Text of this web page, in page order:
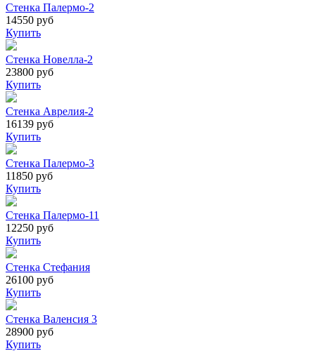
Стенка Палермо-2
14550 руб
Купить
Стенка Новелла-2
23800 руб
Купить
Стенка Аврелия-2
16139 руб
Купить
Стенка Палермо-3
11850 руб
Купить
Стенка Палермо-11
12250 руб
Купить
Стенка Стефания
26100 руб
Купить
Стенка Валенсия 3
28900 руб
Купить